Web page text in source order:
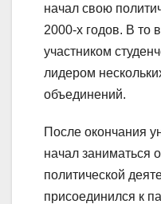
начал свою
2000-х годов. В то
участником
лидером
объединений.
После окончания
начал заниматься
политической
присоединился к